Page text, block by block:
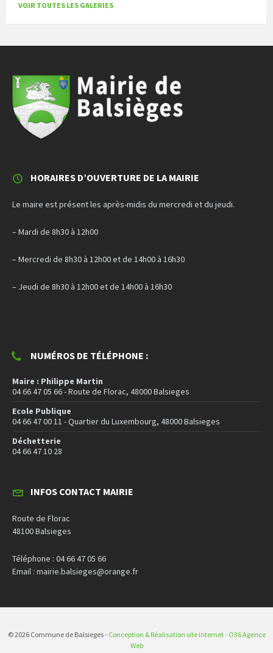
VOIR TOUTES LES GALERIES
HORAIRES D’OUVERTURE DE LA MAIRIE
Le maire est présent les après-midis du mercredi et du jeudi.
– Mardi de 8h30 à 12h00
– Mercredi de 8h30 à 12h00 et de 14h00 à 16h30
– Jeudi de 8h30 à 12h00 et de 14h00 à 16h30
NUMÉROS DE TÉLÉPHONE :
Maire : Philippe Martin
04 66 47 05 66 - Route de Florac, 48000 Balsieges
Ecole Publique
04 66 47 00 11 - Quartier du Luxembourg, 48000 Balsieges
Déchetterie
04 66 47 10 28
INFOS CONTACT MAIRIE
Route de Florac
48100 Balsieges
Téléphone : 04 66 47 05 66
Email : mairie.balsieges@orange.fr
© 2026 Commune de Balsieges - Conception & Réalisation site internet - O36 Agence
Web